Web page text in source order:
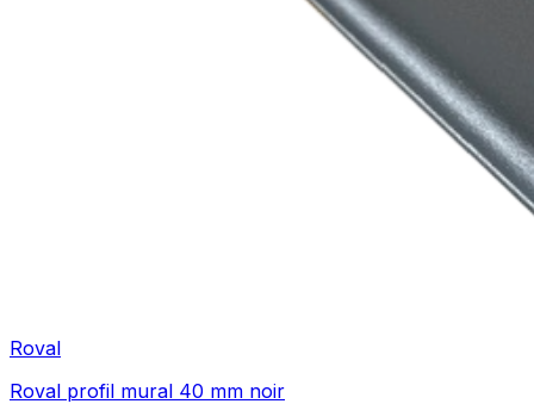
Roval
Roval profil mural 40 mm noir